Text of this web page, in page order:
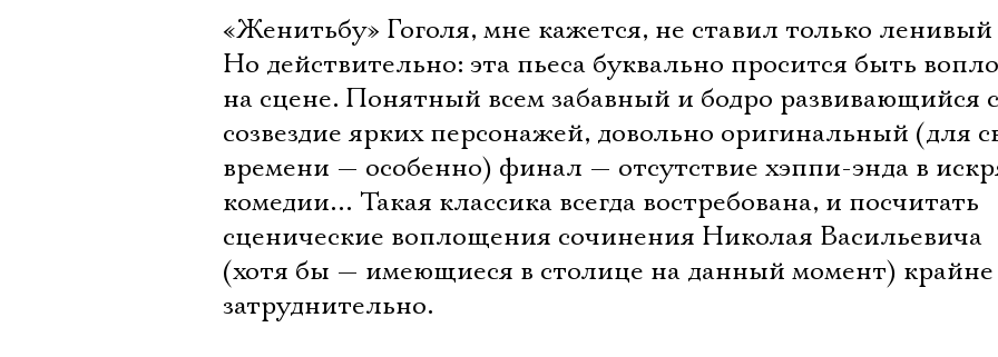
«Женитьбу» Гоголя, мне кажется, не ставил только ленивый
Но действительно: эта пьеса буквально просится быть
на сцене. Понятный всем забавный и бодро развивающийся
созвездие ярких персонажей, довольно оригинальный (для
времени — особенно) финал — отсутствие хэппи-энда в
комедии… Такая классика всегда востребована, и посчитать
сценические воплощения сочинения Николая Васильевича
(хотя бы — имеющиеся в столице на данный момент) крайне
затруднительно.